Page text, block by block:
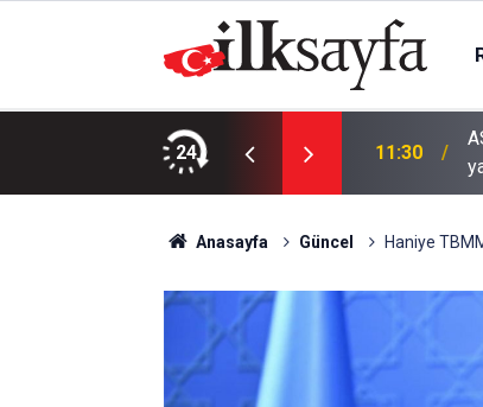
24 11:30
Anasayfa Güncel Haniye